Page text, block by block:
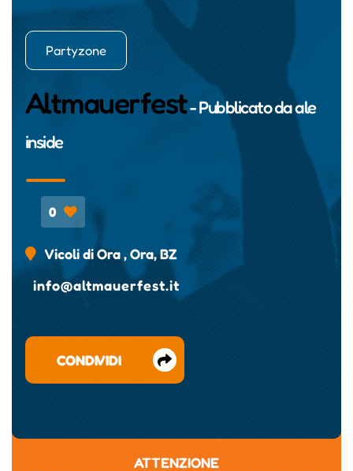
Partyzone
Altmauerfest- Pubblicato daale
inside
0
Vicoli di Ora , Ora, BZ
info@altmauerfest.it
CONDIVIDI
ATTENZIONE